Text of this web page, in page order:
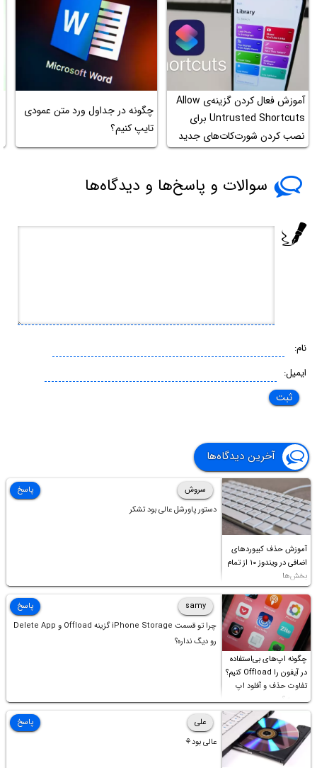
آموزش فعال کردن گزینه‌ی Allow
Untrusted Shortcuts برای
نصب کردن شورت‌کات‌های جدید
در آیفون
چگونه در جداول ورد متن عمودی
تایپ کنیم؟
سوالات و پاسخ‌ها و دیدگاه‌ها
نام:
ایمیل:
آخرین دیدگاه‌ها
آموزش حذف کیبوردهای
اضافی در ویندوز ۱۰ از تمام
بخش‌ها
سروش
دستور پاورشل عالی بود تشکر
پاسخ
چگونه اپ‌های بی‌استفاده
در آیفون را Offload کنیم؟
تفاوت حذف و آفلود اپ
چیست؟
samy
چرا تو قسمت iPhone Storage گزینه Offload و Delete App
رو دیگ نداره؟
پاسخ
علی
عالی بود⚘
پاسخ